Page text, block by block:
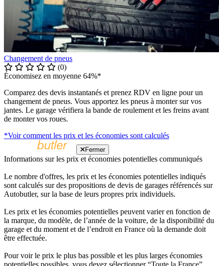
Changement de pneus
(0)
Économisez en moyenne 64%*
Comparez des devis instantanés et prenez RDV en ligne pour un
changement de pneus. Vous apportez les pneus à monter sur vos
jantes. Le garage vérifiera la bande de roulement et les freins avant
de monter vos roues.
*Voir comment les prix et les économies sont calculés
Fermer
Informations sur les prix et économies potentielles communiqués
Le nombre d'offres, les prix et les économies potentielles indiqués
sont calculés sur des propositions de devis de garages référencés sur
Autobutler, sur la base de leurs propres prix individuels.
Les prix et les économies potentielles peuvent varier en fonction de
la marque, du modèle, de l’année de la voiture, de la disponibilité du
garage et du moment et de l’endroit en France où la demande doit
être effectuée.
Pour voir le prix le plus bas possible et les plus larges économies
potentielles possibles, vous devez sélectionner “Toute la France”